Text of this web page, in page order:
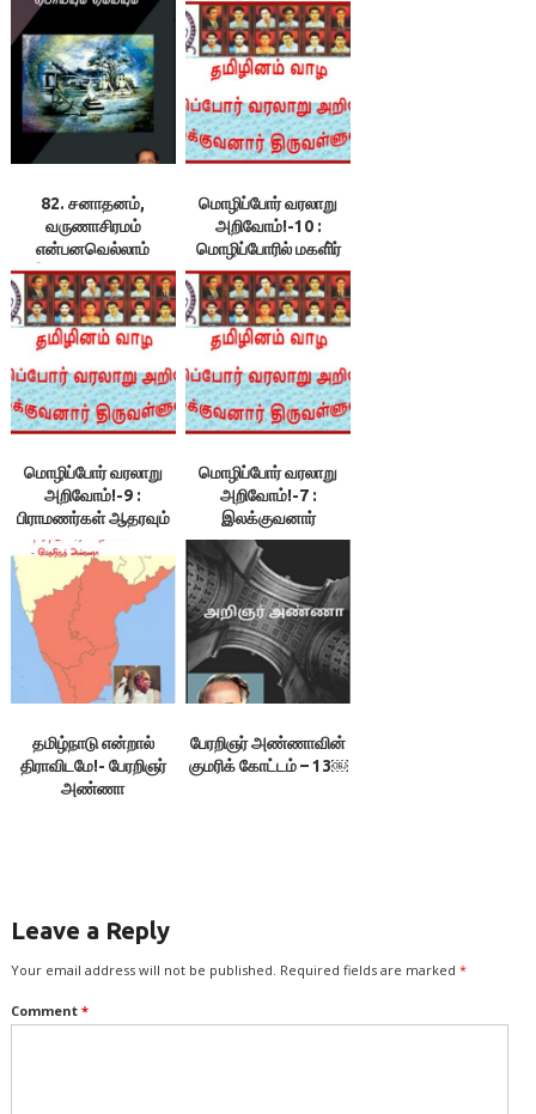
82. சனாதனம்,
வருணாசிரமம்
என்பனவெல்லாம்
இப்பொழுது எங்கே
உள்ளது எனக் கேட்பது
சரிதானா? –
இலக்குவனார்
திருவள்ளுவன்
மொழிப்போர் வரலாறு
அறிவோம்!-10 :
மொழிப்போரில் மகளி்ர்
பங்களிப்பு – 1
மொழிப்போர் வரலாறு
அறிவோம்!-9 :
பிராமணர்கள் ஆதரவும்
சத்திய மூர்த்தியின்
இரட்டை வேடமும் –
இலக்குவனார்
திருவள்ளுவன்
மொழிப்போர் வரலாறு
அறிவோம்!-7 :
இலக்குவனார்
திருவள்ளுவன்
தமிழ்நாடு என்றால்
திராவிடமே!- பேரறிஞர்
அண்ணா
பேரறிஞர் அண்ணாவின்
குமரிக் கோட்டம் – 13￼
Leave a Reply
Your email address will not be published. Required fields are marked *
Comment *